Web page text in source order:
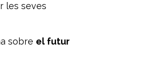
les seves
sobre el futur